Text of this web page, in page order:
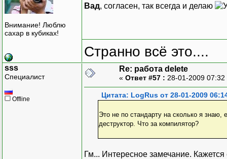
Внимание! Люблю
сахар в кубиках!
Вад, согласен, так всегда и делаю
Странно всё это....
sss
Специалист
Offline
Re: работа delete
« Ответ #57 : 28-01-2009
Цитата: LogRus от 28-01-2009
Это не по стандарту на сколько я знаю,
деструктор. Что за компилятор?
Гм... Интересное замечание.